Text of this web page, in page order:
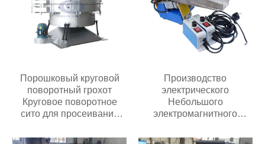
Порошковый круговой
поворотный грохот
Круговое поворотное
сито для просеивания
Промышленный круглый
Производство
электрического
Небольшого
электромагнитного
вибрирующего лоткового